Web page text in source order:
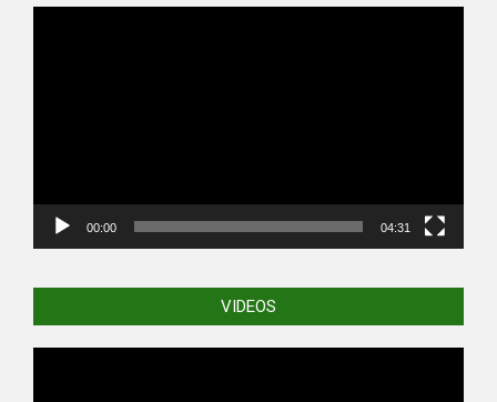
00:00 04:31
VIDEOS